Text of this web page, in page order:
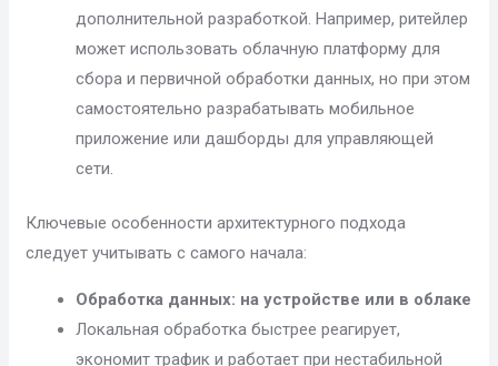
дополнительной разработкой. Например, ритейлер
может использовать облачную платформу для
сбора и первичной обработки данных, но при этом
самостоятельно разрабатывать мобильное
приложение или дашборды для управляющей
сети.
Ключевые особенности архитектурного подхода
следует учитывать с самого начала:
Обработка данных: на устройстве или в облаке
Локальная обработка быстрее реагирует,
экономит трафик и работает при нестабильной